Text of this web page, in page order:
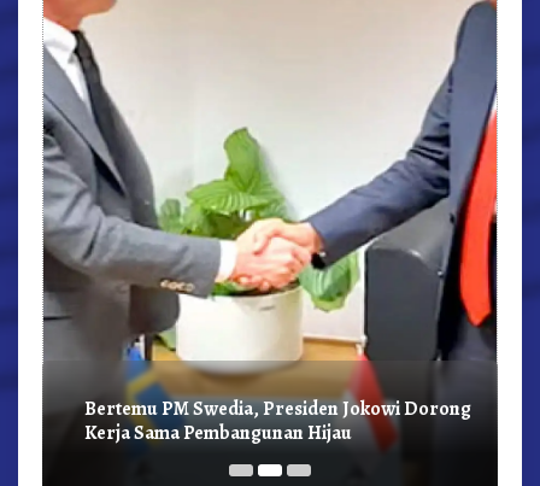
Bertemu PM Swedia, Presiden Jokowi Dorong
Kerja Sama Pembangunan Hijau